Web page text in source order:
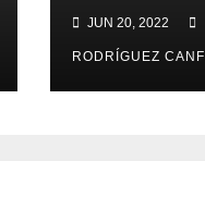
música al
JUN 20, 2022
RODRÍGUEZ